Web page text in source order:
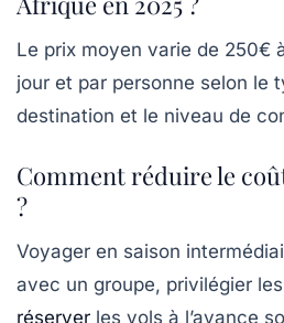
Le prix moyen varie de 250€
jour et par personne selon le
destination et le niveau de
Comment réduire le
?
Voyager en saison
avec un groupe, privilégier
réserver les vols à l’avance